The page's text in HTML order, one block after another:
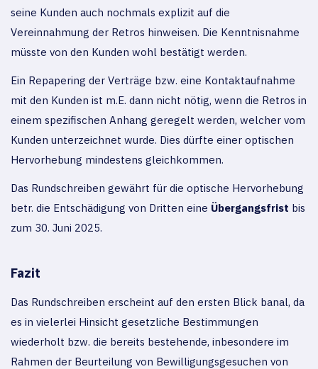
seine Kunden auch nochmals explizit auf die
Vereinnahmung der Retros hinweisen. Die Kenntnisnahme
müsste von den Kunden wohl bestätigt werden.
Ein Repapering der Verträge bzw. eine Kontaktaufnahme
mit den Kunden ist m.E. dann nicht nötig, wenn die Retros in
einem spezifischen Anhang geregelt werden, welcher vom
Kunden unterzeichnet wurde. Dies dürfte einer optischen
Hervorhebung mindestens gleichkommen.
Das Rundschreiben gewährt für die optische Hervorhebung
betr. die Entschädigung von Dritten eine Übergangsfrist bis
zum 30. Juni 2025.
Fazit
Das Rundschreiben erscheint auf den ersten Blick banal, da
es in vielerlei Hinsicht gesetzliche Bestimmungen
wiederholt bzw. die bereits bestehende, inbesondere im
Rahmen der Beurteilung von Bewilligungsgesuchen von